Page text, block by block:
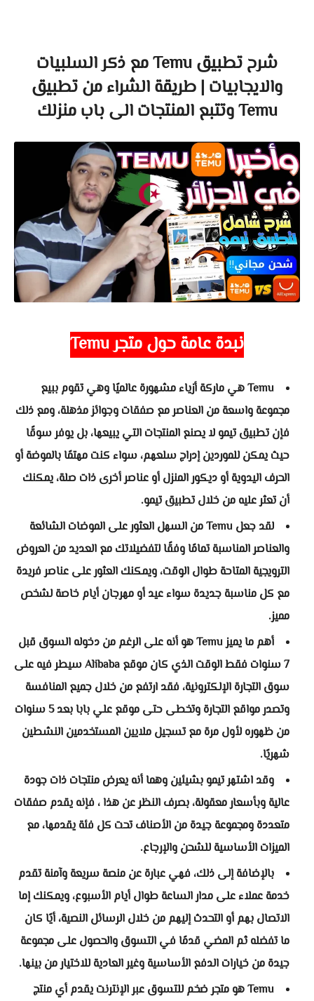
شرح تطبيق Temu مع ذكر السلبيات
والايجابيات | طريقة الشراء من تطبيق
Temu وتتبع المنتجات الى باب منزلك
نبدة عامة حولمتجر Temu
Temu هي ماركة أزياء مشهورة عالميًا وهي تقوم ببيع
مجموعة واسعة من العناصر مع صفقات وجوائز مذهلة، ومع ذلك
فإن تطبيق تيمو لا يصنع المنتجات التي يبيعها، بل يوفر سوقًا
حيث يمكن للموردين إدراج سلعهم، سواء كنت مهتمًا بالموضة أو
الحرف اليدوية أو ديكور المنزل أو عناصر أخرى ذات صلة، يمكنك
أن تعثر عليه من خلال تطبيق تيمو.
لقد جعل Temu من السهل العثور على الموضات الشائعة
والعناصر المناسبة تمامًا وفقًا لتفضيلاتك مع العديد من العروض
الترويجية المتاحة طوال الوقت، ويمكنك العثور على عناصر فريدة
مع كل مناسبة جديدة سواء عيد أو مهرجان أيام خاصة لشخص
مميز.
أهم ما يميز Temu هو أنه على الرغم من دخوله السوق قبل
7 سنوات فقط الوقت الذي كان موقع Alibaba سيطر فيه على
سوق التجارة الإلكترونية، فقد ارتفع من خلال جميع المنافسة
وتصدر مواقع التجارة وتخطى حتى موقع علي بابا بعد 5 سنوات
من ظهوره لأول مرة مع تسجيل ملايين المستخدمين النشطين
شهريًا.
وقد اشتهر تيمو بشيئين وهما أنه يعرض منتجات ذات جودة
عالية وبأسعار معقولة، بصرف النظر عن هذا ، فإنه يقدم صفقات
متعددة ومجموعة جيدة من الأصناف تحت كل فئة يقدمها، مع
الميزات الأساسية للشحن والإرجاع.
بالإضافة إلى ذلك، فهي عبارة عن منصة سريعة وآمنة تقدم
خدمة عملاء على مدار الساعة طوال أيام الأسبوع، ويمكنك إما
الاتصال بهم أو التحدث إليهم من خلال الرسائل النصية، أيًا كان
ما تفضله ثم المضي قدمًا في التسوق والحصول على مجموعة
جيدة من خيارات الدفع الأساسية وغير العادية للاختيار من بينها.
Temu هو متجر ضخم للتسوق عبر الإنترنت يقدم أي منتج